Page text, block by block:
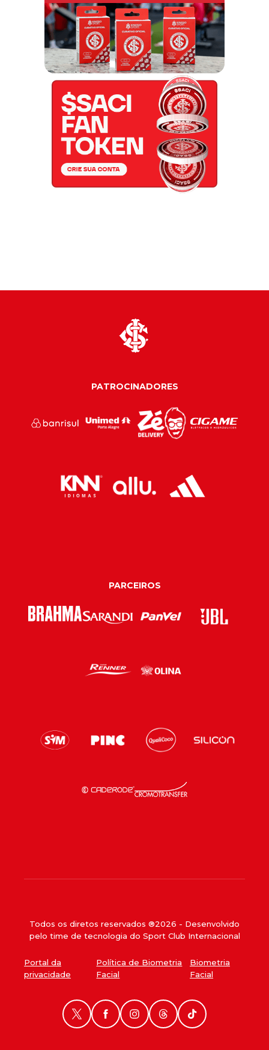
PATROCINADORES
PARCEIROS
Todos os diretos reservados ®2026 - Desenvolvido
pelo time de tecnologia do Sport Club Internacional
Portal da
privacidade
Política de Biometria
Facial
Biometria
Facial